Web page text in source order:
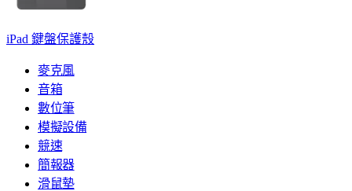
iPad 鍵盤保護殼
麥克風
音箱
數位筆
模擬設備
競速
簡報器
滑鼠墊